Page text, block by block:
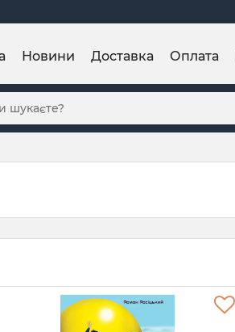
Новини Доставка Оплата